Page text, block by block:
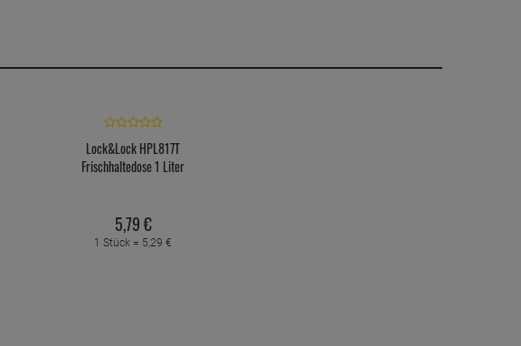
Lock&Lock HPL817T
Frischhaltedose 1 Liter
5,79€
1 Stück = 5,29 €